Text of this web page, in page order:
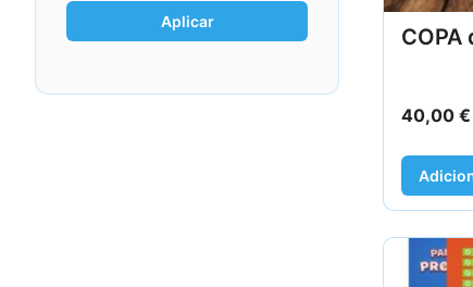
Aplicar
COPA
40,00 €